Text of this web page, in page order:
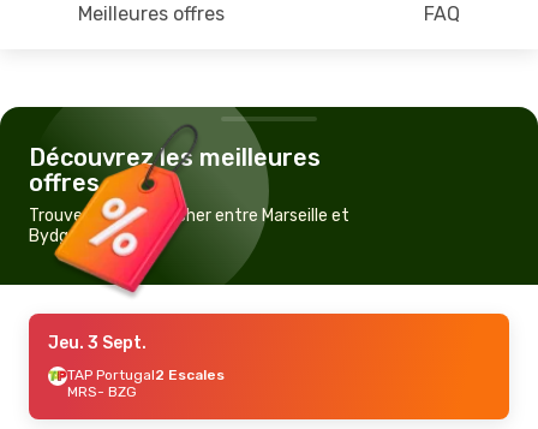
Meilleures offres FAQ
Découvrez les meilleures
offres
Trouvez un vol pas cher entre Marseille et
Bydgoszcz
Jeu. 3 Sept.
TAP Portugal2 Escales
MRS- BZG